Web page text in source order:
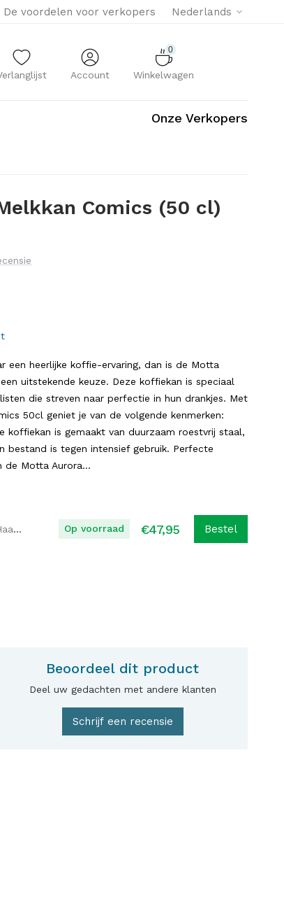
Nederlands
De voordelen voor verkopers
Account
0
Winkelwagen
Onze Verkopers
Comics (50 cl)
een heerlijke koffie-ervaring, dan is de Motta
uitstekende keuze. Deze koffiekan is speciaal
die streven naar perfectie in hun drankjes. Met
50cl geniet je van de volgende kenmerken:
koffiekan is gemaakt van duurzaam roestvrij staal,
bestand is tegen intensief gebruik. Perfecte
de Motta Aurora...
Koffie Service Haaglanden Op voorraad €47,95 Bestel
Beoordeel dit product
Deel uw gedachten met andere klanten
Schrijf een recensie